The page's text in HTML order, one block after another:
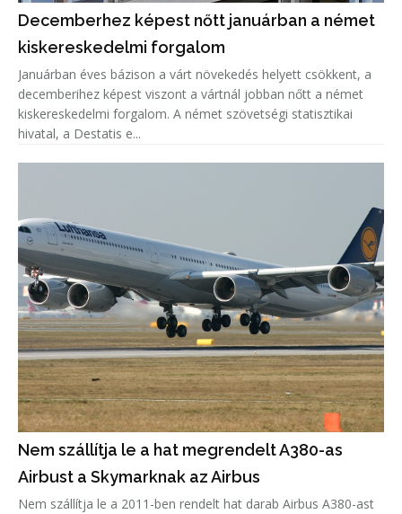
Decemberhez képest nőtt januárban a német
kiskereskedelmi forgalom
Januárban éves bázison a várt növekedés helyett csökkent, a
decemberihez képest viszont a vártnál jobban nőtt a német
kiskereskedelmi forgalom. A német szövetségi statisztikai
hivatal, a Destatis e...
Nem szállítja le a hat megrendelt A380-as
Airbust a Skymarknak az Airbus
Nem szállítja le a 2011-ben rendelt hat darab Airbus A380-ast